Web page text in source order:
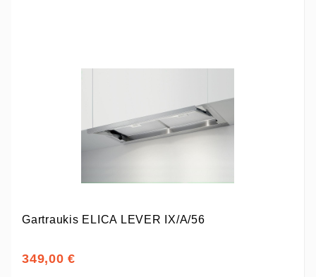
Gartraukis ELICA LEVER IX/A/56
349,00 €